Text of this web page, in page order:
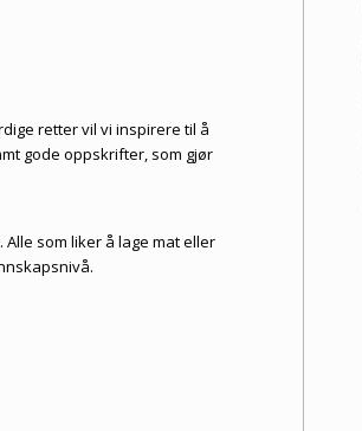
retter vil vi inspirere til å
gode oppskrifter, som gjør
som liker å lage mat eller